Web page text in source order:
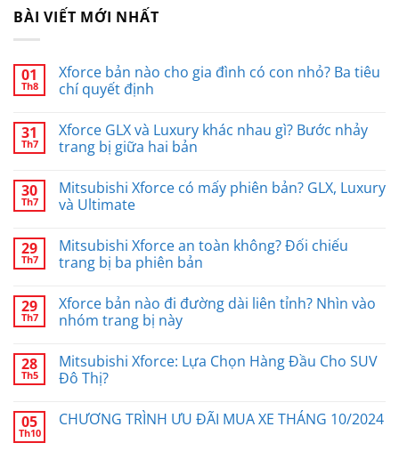
BÀI VIẾT MỚI NHẤT
01
Th8
Xforce bản nào cho gia đình có con nhỏ? Ba tiêu
chí quyết định
31
Th7
Xforce GLX và Luxury khác nhau gì? Bước nhảy
trang bị giữa hai bản
30
Th7
Mitsubishi Xforce có mấy phiên bản? GLX, Luxury
và Ultimate
29
Th7
Mitsubishi Xforce an toàn không? Đối chiếu
trang bị ba phiên bản
29
Th7
Xforce bản nào đi đường dài liên tỉnh? Nhìn vào
nhóm trang bị này
28
Th5
Mitsubishi Xforce: Lựa Chọn Hàng Đầu Cho SUV
Đô Thị?
05
Th10
CHƯƠNG TRÌNH ƯU ĐÃI MUA XE THÁNG 10/2024